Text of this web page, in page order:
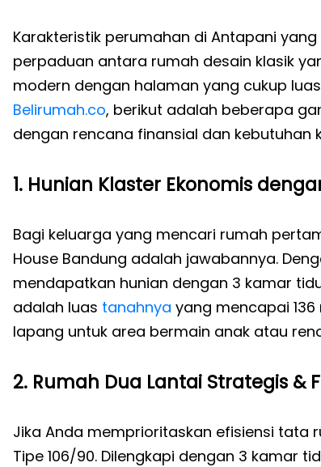
Karakteristik perumahan di Antapani
perpaduan antara rumah desain klasik
modern dengan halaman yang cukup
Belirumah.co, berikut adalah beberapa
dengan rencana finansial dan kebutuhan
1. Hunian Klaster Ekonomis
Bagi keluarga yang mencari rumah
House Bandung adalah jawabannya.
mendapatkan hunian dengan 3 kamar
adalah luas tanahnya yang mencapai
lapang untuk area bermain anak atau
2. Rumah Dua Lantai Strategis &
Jika Anda memprioritaskan efisiensi tata
Tipe 106/90. Dilengkapi dengan 3 kamar